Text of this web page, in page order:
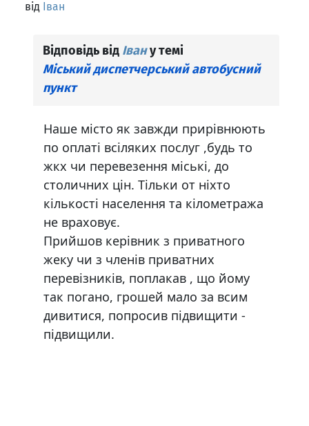
від Іван
Відповідь від Івану темі
Міський диспетчерський автобусний
пункт
Наше місто як завжди прирівнюють
по оплаті всіляких послуг ,будь то
жкх чи перевезення міські, до
столичних цін. Тільки от ніхто
кількості населення та кілометража
не враховує.
Прийшов керівник з приватного
жеку чи з членів приватних
перевізників, поплакав , що йому
так погано, грошей мало за всим
дивитися, попросив підвищити -
підвищили.